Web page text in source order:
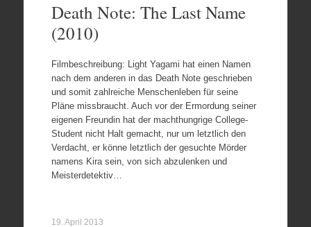
Death Note: The Last Name
(2010)
Filmbeschreibung: Light Yagami hat einen Namen
nach dem anderen in das Death Note geschrieben
und somit zahlreiche Menschenleben für seine
Pläne missbraucht. Auch vor der Ermordung seiner
eigenen Freundin hat der machthungrige College-
Student nicht Halt gemacht, nur um letztlich den
Verdacht, er könne letztlich der gesuchte Mörder
namens Kira sein, von sich abzulenken und
Meisterdetektiv…
19. April 2013